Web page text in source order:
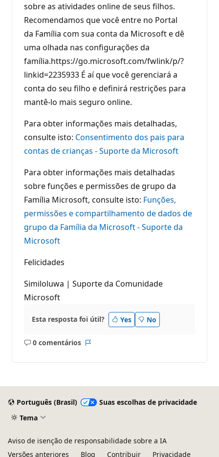
sobre as atividades online de seus filhos.
Recomendamos que você entre no Portal
da Família com sua conta da Microsoft e dê
uma olhada nas configurações da
família.https://go.microsoft.com/fwlink/p/?
linkid=2235933 É aí que você gerenciará a
conta do seu filho e definirá restrições para
mantê-lo mais seguro online.
Para obter informações mais detalhadas,
consulte isto: Consentimento dos pais para
contas de crianças - Suporte da Microsoft
Para obter informações mais detalhadas
sobre funções e permissões de grupo da
Família Microsoft, consulte isto: Funções,
permissões e compartilhamento de dados de
grupo da Família da Microsoft - Suporte da
Microsoft
Felicidades
Similoluwa | Suporte da Comunidade
Microsoft
Esta resposta foi útil? Yes No
0 comentários
Sem
Português (Brasil)
Suas escolhas de privacidade
Tema
Aviso de isenção de responsabilidade sobre a IA
Versões anteriores
Blog Contribuir Privacidade